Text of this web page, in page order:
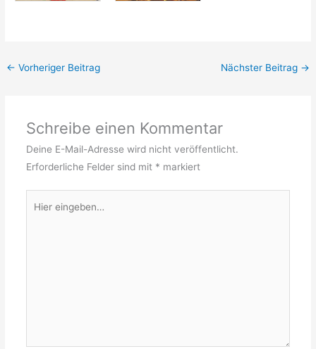
← Vorheriger Beitrag Nächster Beitrag →
Schreibe einen Kommentar
Deine E-Mail-Adresse wird nicht veröffentlicht.
Erforderliche Felder sind mit * markiert
eingeben…